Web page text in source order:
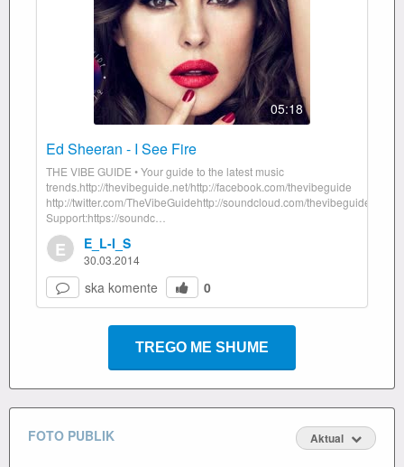
05:18
Ed Sheeran - I See Fire
THE VIBE GUIDE • Your guide to the latest music
trends.http://thevibeguide.net/http://facebook.com/thevibeguide
http://twitter.com/TheVibeGuidehttp://soundcloud.com/thevibeguide
Support:https://soundc…
E E_L-I_S
30.03.2014
ska komente 0
TREGO ME SHUME
FOTO PUBLIK Aktual